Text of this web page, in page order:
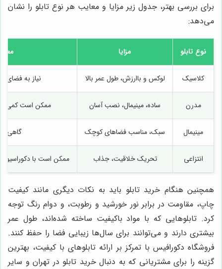
برای بررسی بهتر، جدول زیر مزایا و معایب هر نوع تابلو را نشان
می‌دهد:
نوع تابلو مزایا
کلاسیک لوکس و باارزش، طول عمر بالا نیاز به فضای
مدرن ساده، مینیمال، نصب آسان ممکن است کمی
مینیمال سبک، مناسب فضاهای کوچک گاهی
انتزاعی تحریک خلاقیت، جذاب ممکن است با
همچنین هنگام خرید تابلو باید به نکات دیگری مانند کیفیت
چاپ، مقاومت در برابر نور خورشید و رطوبت، و دوام رنگ توجه
کرد. تابلوهایی که با مواد باکیفیت ساخته شده‌اند، طول عمر
بیشتری دارند و می‌توانند برای سال‌ها زیبایی فضا را حفظ کنند.
فروشگاه دکورافیس با تمرکز بر ارائه تابلوهای با کیفیت، بهترین
گزینه را برای مشتریانی که به دنبال خرید تابلو در تهران و سایر